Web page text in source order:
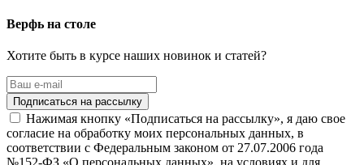
Верфь на столе
Хотите быть в курсе наших новинок и статей?
Нажимая кнопку «Подписаться на рассылку», я даю свое
согласие на обработку моих персональных данных, в
соответствии с Федеральным законом от 27.07.2006 года